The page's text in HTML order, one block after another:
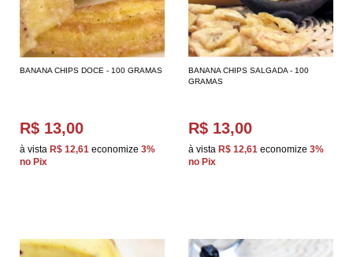
BANANA CHIPS DOCE - 100 GRAMAS
R$ 13,00
à vista R$ 12,61 economize 3%
no Pix
BANANA CHIPS SALGADA - 100
GRAMAS
R$ 13,00
à vista R$ 12,61 economize 3%
no Pix